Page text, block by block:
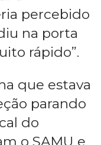
percebido
na porta
rápido”.
que estava
parando
do